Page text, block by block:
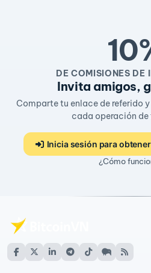
DE COMISIONES DE
Invita amigos,
Comparte tu enlace de referido
cada operación de
Inicia sesión para
¿Cómo